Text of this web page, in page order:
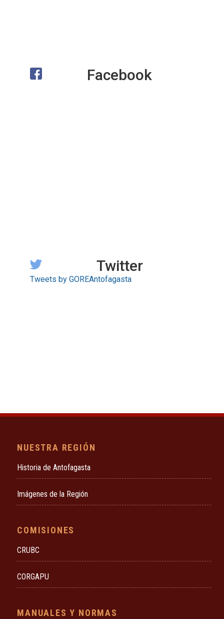
Facebook
Twitter
Tweets by GOREAntofagasta
NUESTRA REGIÓN
Historia de Antofagasta
Imágenes de la Región
COMISIONES
CRUBC
CORGAPU
MANUALES Y NORMAS